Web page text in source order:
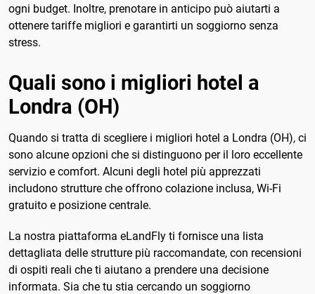
ogni budget. Inoltre, prenotare in anticipo può aiutarti a
ottenere tariffe migliori e garantirti un soggiorno senza
stress.
Quali sono i migliori hotel a
Londra (OH)
Quando si tratta di scegliere i migliori hotel a Londra (OH), ci
sono alcune opzioni che si distinguono per il loro eccellente
servizio e comfort. Alcuni degli hotel più apprezzati
includono strutture che offrono colazione inclusa, Wi-Fi
gratuito e posizione centrale.
La nostra piattaforma eLandFly ti fornisce una lista
dettagliata delle strutture più raccomandate, con recensioni
di ospiti reali che ti aiutano a prendere una decisione
informata. Sia che tu stia cercando un soggiorno